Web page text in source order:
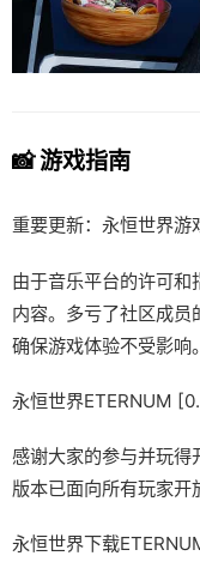
📸 游戏指南
重要更新：永恒世界游
由于音乐平台的许可
内容。多亏了社区成员
确保游戏体验不受影响。
永恒世界ETERNUM
感谢大家的参与并玩得
版本已面向所有玩家开
永恒世界下载